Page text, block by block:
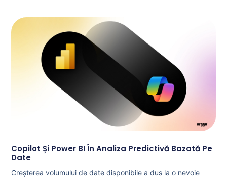
Copilot Și Power BI În Analiza Predictivă Bazată Pe
Date
Creșterea volumului de date disponibile a dus la o nevoie